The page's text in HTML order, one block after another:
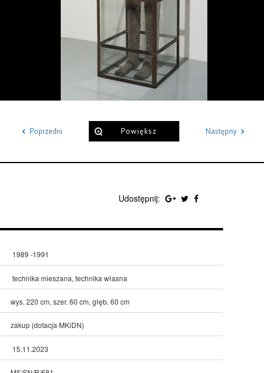
Poprzedni Powiększ Następny
Udostępnij:
1989 -1991
technika mieszana, technika własna
wys. 220 cm, szer. 60 cm, głęb. 60 cm
zakup (dotacja MKiDN)
15.11.2023